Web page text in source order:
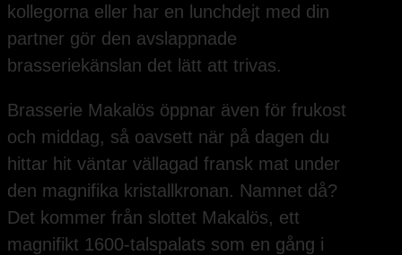
kollegorna eller har en lunchdejt med din
partner gör den avslappnade
brasseriekänslan det lätt att trivas.
Brasserie Makalös öppnar även för frukost
och middag, så oavsett när på dagen du
hittar hit väntar vällagad fransk mat under
den magnifika kristallkronan. Namnet då?
Det kommer från slottet Makalös, ett
magnifikt 1600-talspalats som en gång i